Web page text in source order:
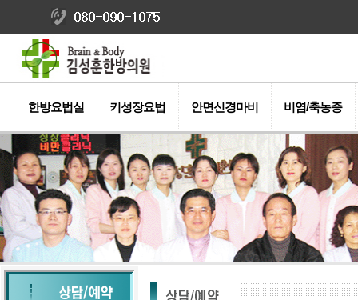
한방요법실 키성장요법 안면신경마비 비염/축농증